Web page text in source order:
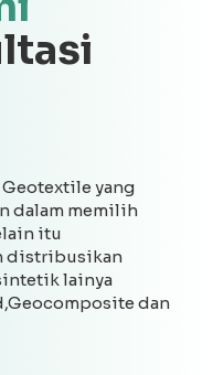
yang
dalam memilih
itu
distribusikan
lainya
dan